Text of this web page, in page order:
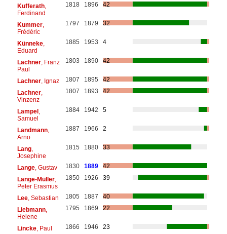
Kufferath,
Ferdinand
1818 1896 42
Kummer,
Frédéric
1797 1879 32
Künneke,
Eduard
1885 1953 4
Lachner, Franz
Paul
1803 1890 42
Lachner, Ignaz 1807 1895
42
Lachner,
Vinzenz
1807 1893 42
Lampel,
Samuel
1884 1942 5
Landmann,
Arno
1887 1966 2
Lang,
Josephine
1815 1880 33
Lange, Gustav 1830 1889
42
Lange-Müller,
Peter Erasmus
1850 1926 39
Lee, Sebastian 1805 1887
40
Liebmann,
Helene
1795 1869 22
Lincke, Paul 1866 1946
23